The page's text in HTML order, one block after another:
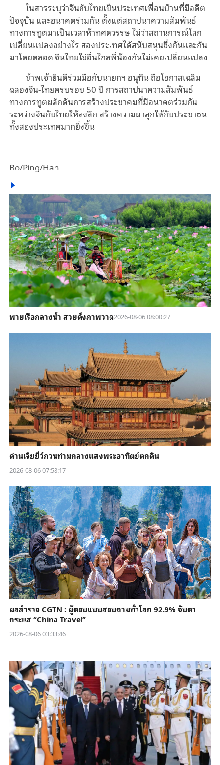
ในสารระบุว่าจีนกับไทยเป็นประเทศเพื่อนบ้านที่มีอดีต
ปัจจุบัน และอนาคตร่วมกัน ตั้งแต่สถาปนาความสัมพันธ์
ทางการทูตมาเป็นเวลาห้าทศตวรรษ ไม่ว่าสถานการณ์โลก
เปลี่ยนแปลงอย่างไร สองประเทศได้สนับสนุนซึ่งกันและกัน
มาโดยตลอด จีนไทยใช่อื่นไกลพี่น้องกันไม่เคยเปลี่ยนแปลง
ข้าพเจ้ายินดีร่วมมือกับนายกฯ อนุทิน ถือโอกาสเฉลิม
ฉลองจีน-ไทยครบรอบ 50 ปี การสถาปนาความสัมพันธ์
ทางการทูตผลักดันการสร้างประชาคมที่มีอนาคตร่วมกัน
ระหว่างจีนกับไทยให้ลงลึก สร้างความผาสุกให้กับประชาชน
ทั้งสองประเทศมากยิ่งขึ้น
Bo/Ping/Han
พายเรือกลางน้ำ สวยดั่งภาพวาด2026-08-06 08:00:27
ด่านเจียยี่ว์กวนท่ามกลางแสงพระอาทิตย์ตกดิน
2026-08-06 07:58:17
ผลสำรวจ CGTN : ผู้ตอบแบบสอบถามทั่วโลก 92.9% จับตา
กระแส “China Travel”
2026-08-06 03:33:46